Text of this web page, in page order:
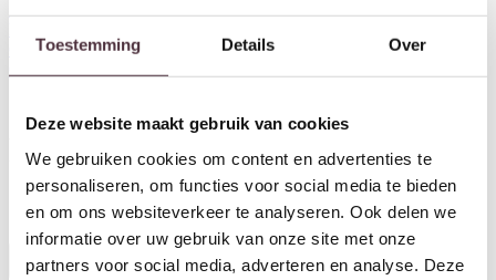
Toestemming Details Over
Deze website maakt gebruik van cookies
We gebruiken cookies om content en advertenties te
personaliseren, om functies voor social media te bieden
en om ons websiteverkeer te analyseren. Ook delen we
informatie over uw gebruik van onze site met onze
partners voor social media, adverteren en analyse. Deze
Collectie
Richmond Interiors Tivoli
Herstel filters
Alle filters